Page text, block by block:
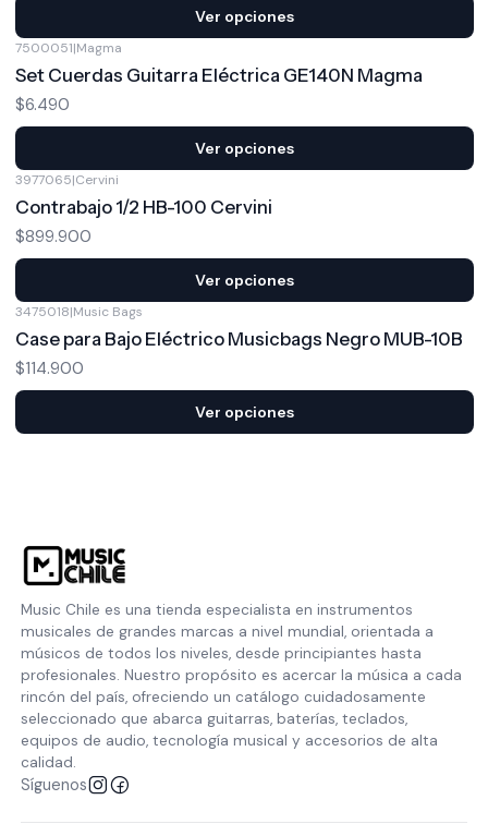
Ver opciones
7500051|Magma
Set Cuerdas Guitarra Eléctrica GE140N Magma
$6.490
Ver opciones
3977065|Cervini
Contrabajo 1/2 HB-100 Cervini
$899.900
Ver opciones
3475018|Music Bags
Case para Bajo Eléctrico Musicbags Negro MUB-10B
$114.900
Ver opciones
Music Chile es una tienda especialista en instrumentos
musicales de grandes marcas a nivel mundial, orientada a
músicos de todos los niveles, desde principiantes hasta
profesionales. Nuestro propósito es acercar la música a cada
rincón del país, ofreciendo un catálogo cuidadosamente
seleccionado que abarca guitarras, baterías, teclados,
equipos de audio, tecnología musical y accesorios de alta
calidad.
Síguenos